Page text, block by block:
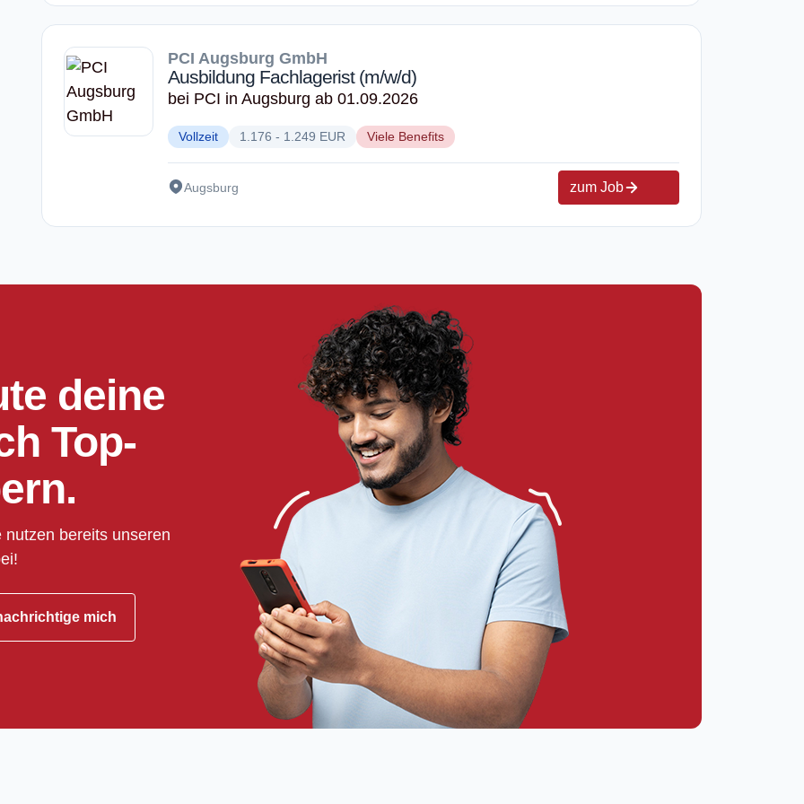
PCI Augsburg GmbH
Ausbildung Fachlagerist (m/w/d)
bei PCI in Augsburg ab 01.09.2026
Vollzeit 1.176 - 1.249 EUR Viele Benefits
Augsburg zum Job
deine
Top-
nutzen bereits unseren
mich